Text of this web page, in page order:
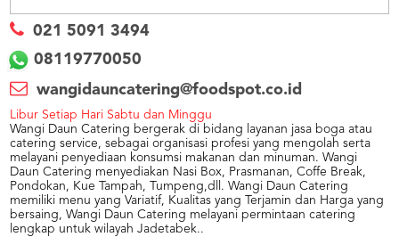
021 5091 3494
08119770050
wangidauncatering@foodspot.co.id
Libur Setiap Hari Sabtu dan Minggu
Wangi Daun Catering bergerak di bidang layanan jasa boga atau
catering service, sebagai organisasi profesi yang mengolah serta
melayani penyediaan konsumsi makanan dan minuman. Wangi
Daun Catering menyediakan Nasi Box, Prasmanan, Coffe Break,
Pondokan, Kue Tampah, Tumpeng,dll. Wangi Daun Catering
memiliki menu yang Variatif, Kualitas yang Terjamin dan Harga yang
bersaing, Wangi Daun Catering melayani permintaan catering
lengkap untuk wilayah Jadetabek..